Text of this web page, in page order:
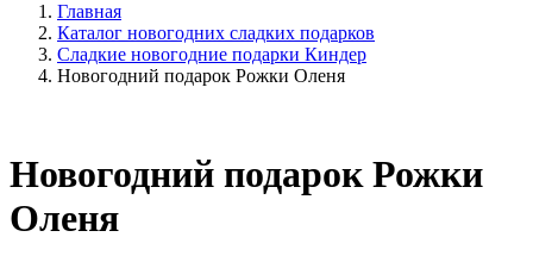
Главная
Каталог новогодних сладких подарков
Сладкие новогодние подарки Киндер
Новогодний подарок Рожки Оленя
Новогодний подарок Рожки
Оленя